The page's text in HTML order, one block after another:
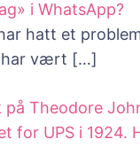
i WhatsApp?
hatt et
har vært […]
på Theodore
for UPS i 1924.